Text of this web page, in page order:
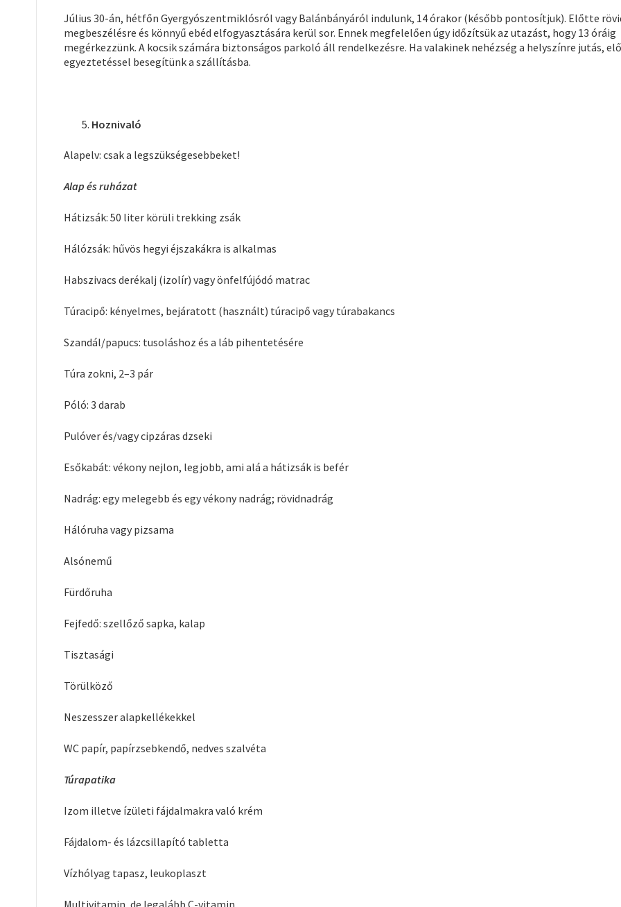
Július 30-án, hétfőn Gyergyószentmiklósról vagy Balánbányáról indulunk, 14 órakor (később pontosítjuk). Előtte
megbeszélésre és könnyű ebéd elfogyasztására kerül sor. Ennek megfelelően úgy időzítsük az utazást, hogy 13 óráig
megérkezzünk. A kocsik számára biztonságos parkoló áll rendelkezésre. Ha valakinek nehézség a helyszínre jutás,
egyeztetéssel besegítünk a szállításba.
Hoznivaló
Alapelv: csak a legszükségesebbeket!
Alap és ruházat
Hátizsák: 50 liter körüli trekking zsák
Hálózsák: hűvös hegyi éjszakákra is alkalmas
Habszivacs derékalj (izolír) vagy önfelfújódó matrac
Túracipő: kényelmes, bejáratott (használt) túracipő vagy túrabakancs
Szandál/papucs: tusoláshoz és a láb pihentetésére
Túra zokni, 2–3 pár
Póló: 3 darab
Pulóver és/vagy cipzáras dzseki
Esőkabát: vékony nejlon, legjobb, ami alá a hátizsák is befér
Nadrág: egy melegebb és egy vékony nadrág; rövidnadrág
Hálóruha vagy pizsama
Alsónemű
Fürdőruha
Fejfedő: szellőző sapka, kalap
Tisztasági
Törülköző
Neszesszer alapkellékekkel
WC papír, papírzsebkendő, nedves szalvéta
Túrapatika
Izom illetve ízületi fájdalmakra való krém
Fájdalom- és lázcsillapító tabletta
Vízhólyag tapasz, leukoplaszt
Multivitamin, de legalább C-vitamin